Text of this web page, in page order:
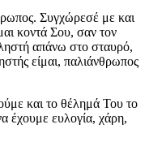
Συγχώρεσέ με και
κοντά Σου, σαν τον
απάνω στο σταυρό,
είμαι, παλιάνθρωπος
και το θέλημά Του το
έχουμε ευλογία, χάρη,